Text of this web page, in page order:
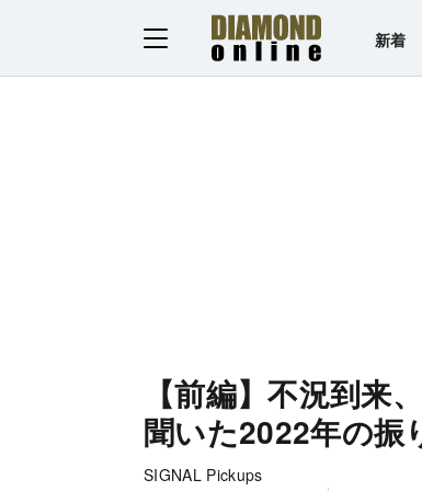
新着
【前編】不況到
聞いた2022年の振
SIGNAL Pickups